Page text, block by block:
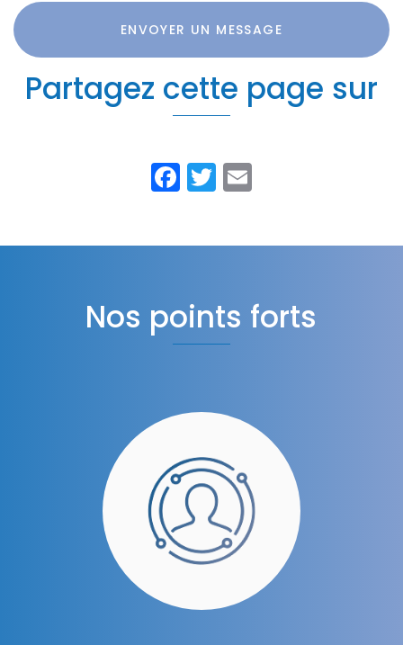
ENVOYER UN MESSAGE
Partagez cette page sur
Facebook
Twitter
Nos points forts